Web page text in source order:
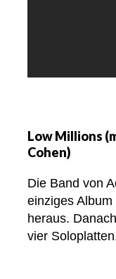
Low Millions
Cohen)
Die Band von
einziges Album
heraus.
vier